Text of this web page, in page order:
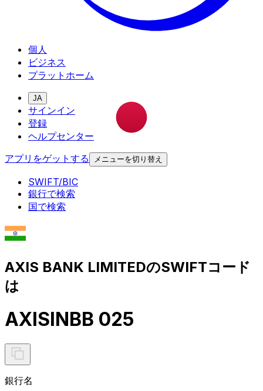
個人
ビジネス
プラットホーム
JA
サインイン
登録
ヘルプセンター
アプリをゲットする
メニューを切り替え
SWIFT/BIC
銀行で検索
国で検索
AXIS BANK LIMITEDのSWIFTコード
は
AXISINBB 025
銀行名